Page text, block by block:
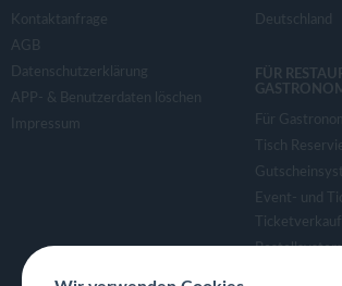
Kontaktanfrage
AGB
Datenschutzerklärung
APP- & Benutzerdaten löschen
Impressum
Deutschland
FÜR
Für
Tisch
Event- und
Ticketverkauf